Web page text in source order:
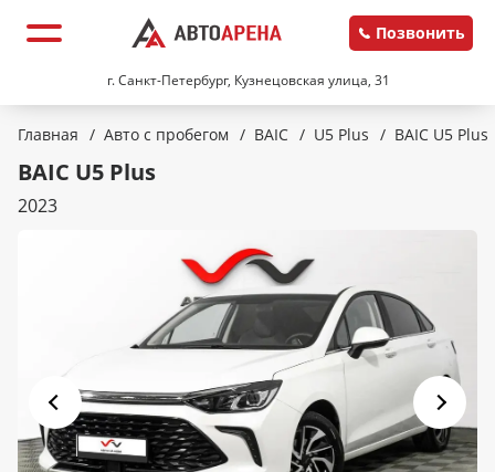
г. Санкт-Петербург, Кузнецовская улица, 31
Позвонить
Главная / Авто с пробегом / BAIC / U5 Plus / BAIC U5 Plus
BAIC U5 Plus
2023